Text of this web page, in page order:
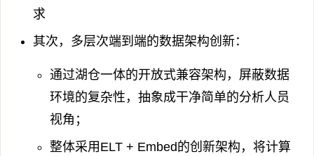
求
其次，多层次端到端的数据架构创新：
通过湖仓一体的开放式兼容架构，屏蔽数据
环境的复杂性，抽象成干净简单的分析人员
视角；
整体采用ELT + Embed的创新架构，将计算